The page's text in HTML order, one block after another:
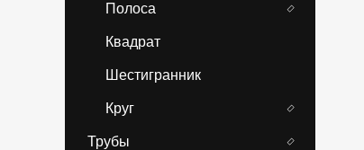
Полоса
Квадрат
Шестигранник
Круг
Трубы